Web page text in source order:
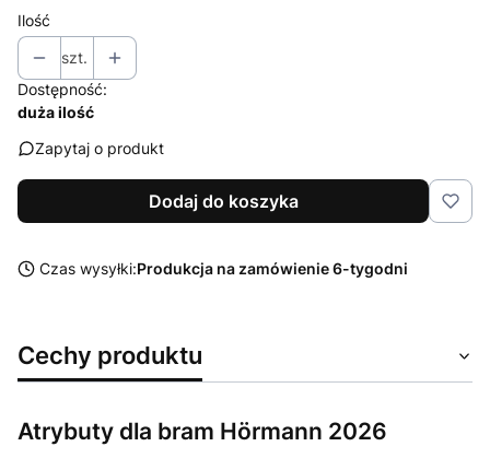
Ilość
szt.
Dostępność:
duża ilość
Zapytaj o produkt
Dodaj do koszyka
Czas wysyłki:Produkcja na zamówienie 6-tygodni
Cechy produktu
Atrybuty dla bram Hörmann 2026